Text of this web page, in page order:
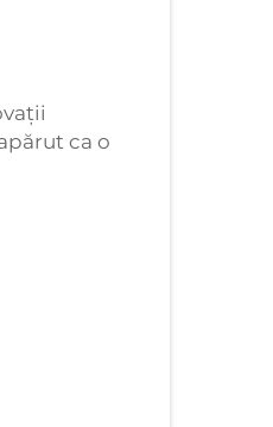
ca o